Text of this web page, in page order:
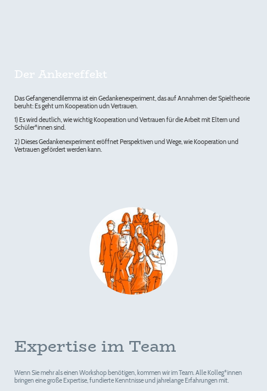
Der Ankereffekt
Das Gefangenendilemma ist ein Gedankenexperiment, das auf Annahmen der Spieltheorie
beruht: Es geht um Kooperation udn Vertrauen.
1) Es wird deutlich, wie wichtig Kooperation und Vertrauen für die Arbeit mit Eltern und
Schüler*innen sind.
2) Dieses Gedankenexperiment eröffnet Perspektiven und Wege, wie Kooperation und
Vertrauen gefördert werden kann.
Expertise im Team
Wenn Sie mehr als einen Workshop benötigen, kommen wir im Team. Alle Kolleg*innen
bringen eine große Expertise, fundierte Kenntnisse und jahrelange Erfahrungen mit.